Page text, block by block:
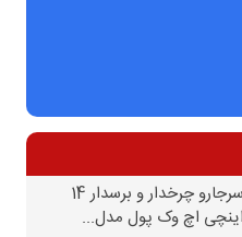
سرجارو چرخدار و برسدار 14
اینچی اچ وک پول مدل...